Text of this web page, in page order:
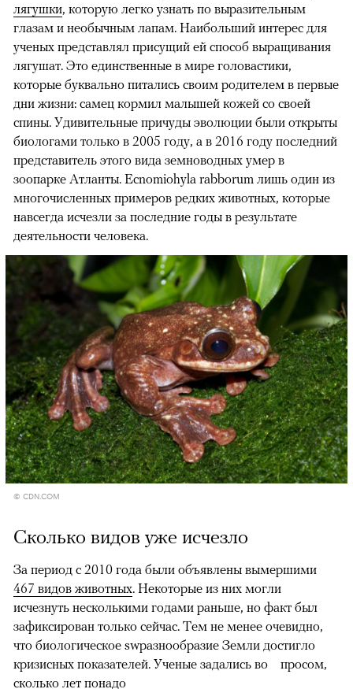
лягушки, которую легко узнать по выразительным
глазам и необычным лапам. Наибольший интерес для
ученых представлял присущий ей способ выращивания
лягушат. Это единственные в мире головастики,
которые буквально питались своим родителем в первые
дни жизни: самец кормил малышей кожей со своей
спины. Удивительные причуды эволюции были открыты
биологами только в 2005 году, а в 2016 году последний
представитель этого вида земноводных умер в
зоопарке Атланты. Ecnomiohyla rabborum лишь один из
многочисленных примеров редких животных, которые
навсегда исчезли за последние годы в результате
деятельности человека.
© CDN.COM
Сколько видов уже исчезло
За период с 2010 года были объявлены вымершими
467 видов животных. Некоторые из них могли
исчезнуть несколькими годами раньше, но факт был
зафиксирован только сейчас. Тем не менее очевидно,
что биологическое swразнообразие Земли достигло
кризисных показателей. Ученые задались во просом,
сколько лет понадо